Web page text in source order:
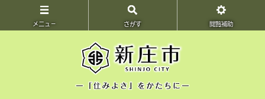
メニュ－ さがす 閲覧補助